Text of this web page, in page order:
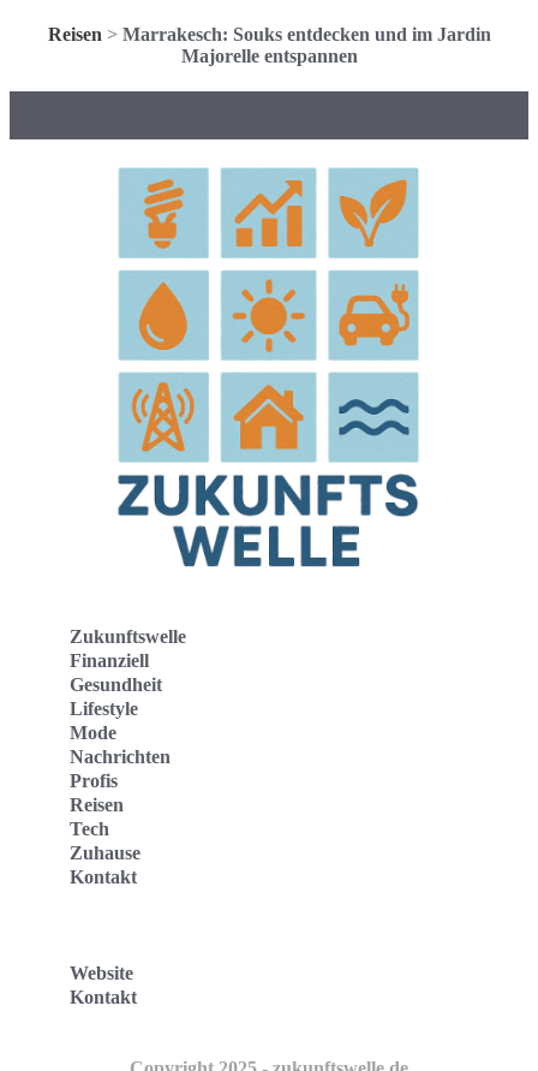
Reisen > Marrakesch: Souks entdecken und im Jardin
Majorelle entspannen
Zukunftswelle
Finanziell
Gesundheit
Lifestyle
Mode
Nachrichten
Profis
Reisen
Tech
Zuhause
Kontakt
Website
Kontakt